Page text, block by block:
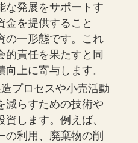
な発展をサポートす
金を提供すること
の一形態です。これ
的責任を果たすと同
上に寄与します。
プロセスや小売活動
減らすための技術や
します。例えば、
の利用、廃棄物の削